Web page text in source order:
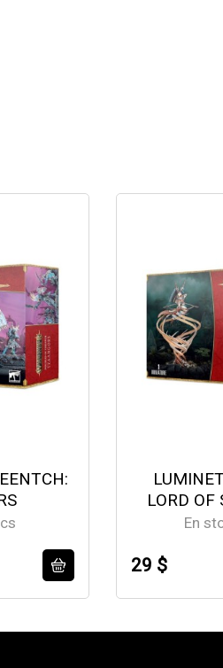
LORD OF
En
29 $